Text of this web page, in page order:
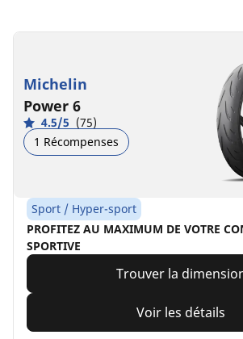
Michelin
Power 6
4.5/5 (75)
1 Récompenses
Sport / Hyper-sport
PROFITEZ AU MAXIMUM DE VOTRE
SPORTIVE
Trouver la
Voir les détails